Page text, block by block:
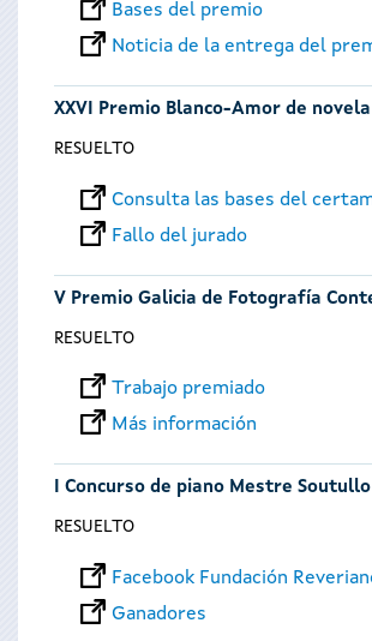
Bases del premio
Noticia de la entrega del
XXVI Premio Blanco-Amor de
RESUELTO
Consulta las bases del
Fallo del jurado
V Premio Galicia de Fotografía
RESUELTO
Trabajo premiado
Más información
I Concurso de piano Mestre Soutullo
RESUELTO
Facebook Fundación
Ganadores